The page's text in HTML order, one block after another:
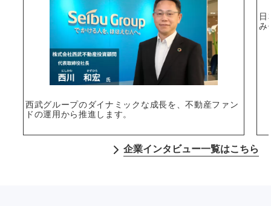
西武グループのダイナミックな成長を、不動産ファン
ドの運用から推進します。
日
み
企業インタビュー一覧はこちら